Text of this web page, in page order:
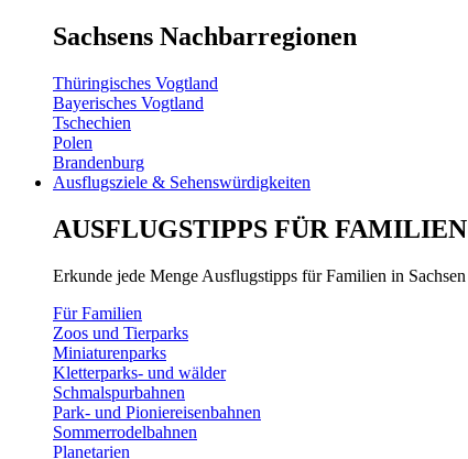
Sachsens Nachbarregionen
Thüringisches Vogtland
Bayerisches Vogtland
Tschechien
Polen
Brandenburg
Ausflugsziele & Sehenswürdigkeiten
AUSFLUGSTIPPS FÜR FAMILIEN
Erkunde jede Menge Ausflugstipps für Familien in Sachsen
Für Familien
Zoos und Tierparks
Miniaturenparks
Kletterparks- und wälder
Schmalspurbahnen
Park- und Pioniereisenbahnen
Sommerrodelbahnen
Planetarien